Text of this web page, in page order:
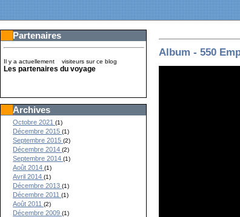
Partenaires
Il y a actuellement visiteurs sur ce blog
Les partenaires du voyage
Archives
Octobre 2021(1)
Décembre 2015(1)
Septembre 2015(2)
Décembre 2014(2)
Septembre 2014(1)
Août 2014(1)
Avril 2014(1)
Décembre 2013(1)
Décembre 2011(1)
Août 2011(2)
Décembre 2009(1)
Album - 550